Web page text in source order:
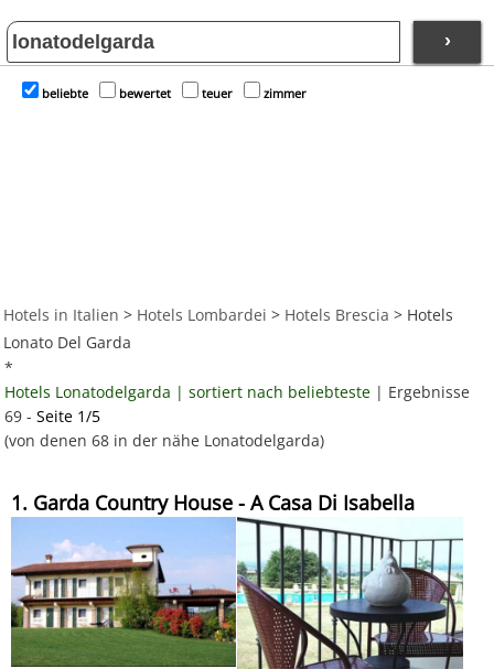
›
beliebte bewertet teuer zimmer
Hotels in Italien > Hotels Lombardei > Hotels Brescia > Hotels
Lonato Del Garda
*
Hotels Lonatodelgarda | sortiert nach beliebteste | Ergebnisse
69 -Seite 1/5
(von denen 68 in der nähe Lonatodelgarda)
1. Garda Country House - A Casa Di Isabella